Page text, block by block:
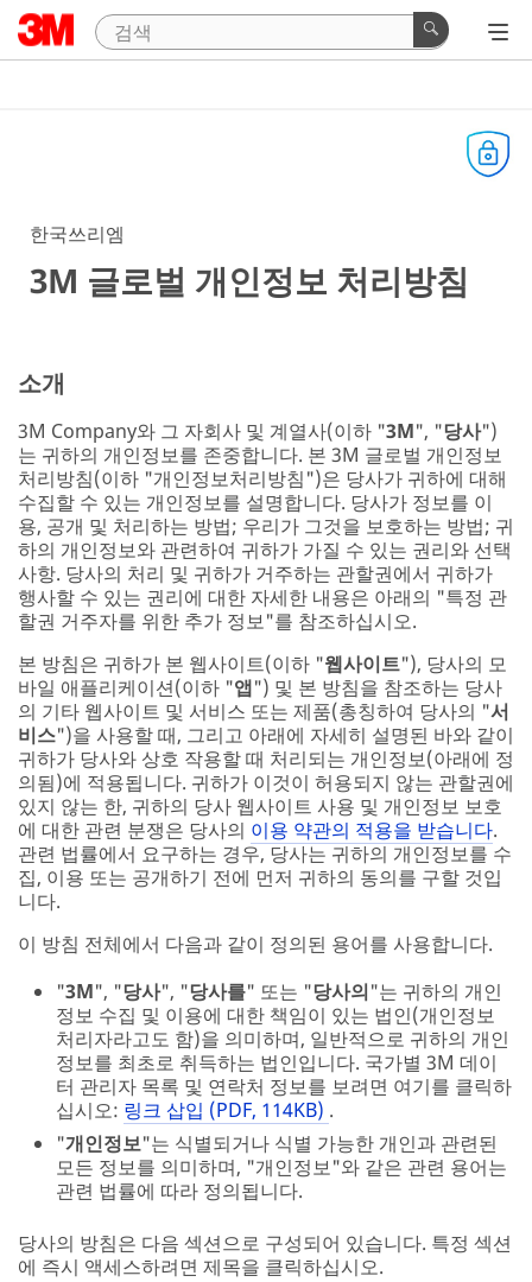
한국쓰리엠
3M 글로벌 개인정보 처리방침
소개
3M Company와 그 자회사 및 계열사(이하 "3M", "당사")
는 귀하의 개인정보를 존중합니다. 본 3M 글로벌 개인정보
처리방침(이하 "개인정보처리방침")은 당사가 귀하에 대해
수집할 수 있는 개인정보를 설명합니다. 당사가 정보를 이
용, 공개 및 처리하는 방법; 우리가 그것을 보호하는 방법; 귀
하의 개인정보와 관련하여 귀하가 가질 수 있는 권리와 선택
사항. 당사의 처리 및 귀하가 거주하는 관할권에서 귀하가
행사할 수 있는 권리에 대한 자세한 내용은 아래의 "특정 관
할권 거주자를 위한 추가 정보"를 참조하십시오.
본 방침은 귀하가 본 웹사이트(이하 "웹사이트"), 당사의 모
바일 애플리케이션(이하 "앱") 및 본 방침을 참조하는 당사
의 기타 웹사이트 및 서비스 또는 제품(총칭하여 당사의 "서
비스")을 사용할 때, 그리고 아래에 자세히 설명된 바와 같이
귀하가 당사와 상호 작용할 때 처리되는 개인정보(아래에 정
의됨)에 적용됩니다. 귀하가 이것이 허용되지 않는 관할권에
있지 않는 한, 귀하의 당사 웹사이트 사용 및 개인정보 보호
에 대한 관련 분쟁은 당사의 이용 약관의 적용을 받습니다.
관련 법률에서 요구하는 경우, 당사는 귀하의 개인정보를 수
집, 이용 또는 공개하기 전에 먼저 귀하의 동의를 구할 것입
니다.
이 방침 전체에서 다음과 같이 정의된 용어를 사용합니다.
"3M", "당사", "당사를" 또는 "당사의"는 귀하의 개인
정보 수집 및 이용에 대한 책임이 있는 법인(개인정보
처리자라고도 함)을 의미하며, 일반적으로 귀하의 개인
정보를 최초로 취득하는 법인입니다. 국가별 3M 데이
터 관리자 목록 및 연락처 정보를 보려면 여기를 클릭하
십시오: 링크 삽입 (PDF, 114KB) .
"개인정보"는 식별되거나 식별 가능한 개인과 관련된
모든 정보를 의미하며, "개인정보"와 같은 관련 용어는
관련 법률에 따라 정의됩니다.
당사의 방침은 다음 섹션으로 구성되어 있습니다. 특정 섹션
에 즉시 액세스하려면 제목을 클릭하십시오.